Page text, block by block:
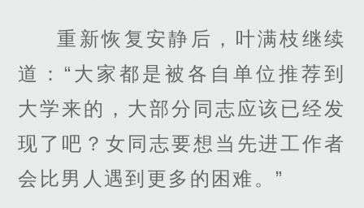
重新恢复安静后，叶满枝继续
道：“大家都是被各自单位推荐到
大学来的，大部分同志应该已经发
现了吧？女同志要想当先进工作者
会比男人遇到更多的困难。”